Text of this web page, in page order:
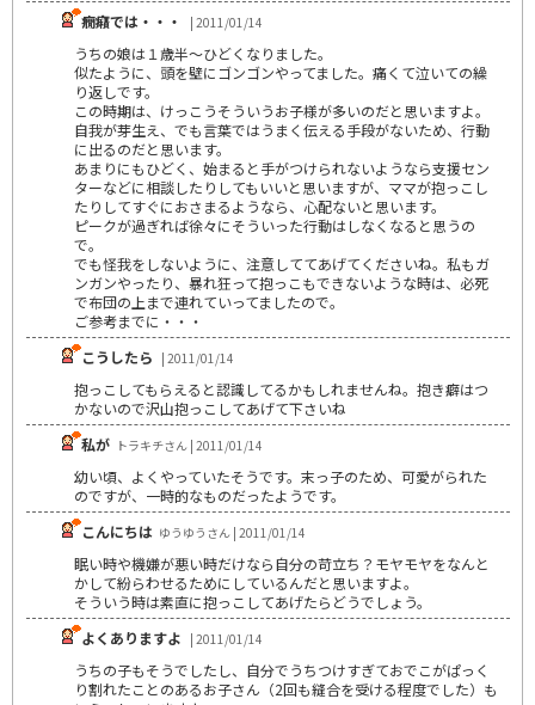
癇癪では・・・
| 2011/01/14
うちの娘は１歳半～ひどくなりました。
似たように、頭を壁にゴンゴンやってました。痛くて泣いての繰
り返しです。
この時期は、けっこうそういうお子様が多いのだと思いますよ。
自我が芽生え、でも言葉ではうまく伝える手段がないため、行動
に出るのだと思います。
あまりにもひどく、始まると手がつけられないようなら支援セン
ターなどに相談したりしてもいいと思いますが、ママが抱っこし
たりしてすぐにおさまるようなら、心配ないと思います。
ピークが過ぎれば徐々にそういった行動はしなくなると思うの
で。
でも怪我をしないように、注意しててあげてくださいね。私もガ
ンガンやったり、暴れ狂って抱っこもできないような時は、必死
で布団の上まで連れていってましたので。
ご参考までに・・・
こうしたら | 2011/01/14
抱っこしてもらえると認識してるかもしれませんね。抱き癖はつ
かないので沢山抱っこしてあげて下さいね
私が トラキチさん | 2011/01/14
幼い頃、よくやっていたそうです。末っ子のため、可愛がられた
のですが、一時的なものだったようです。
こんにちは ゆうゆうさん | 2011/01/14
眠い時や機嫌が悪い時だけなら自分の苛立ち？モヤモヤをなんと
かして紛らわせるためにしているんだと思いますよ。
そういう時は素直に抱っこしてあげたらどうでしょう。
よくありますよ | 2011/01/14
うちの子もそうでしたし、自分でうちつけすぎておでこがぱっく
り割れたことのあるお子さん（2回も縫合を受ける程度でした）も